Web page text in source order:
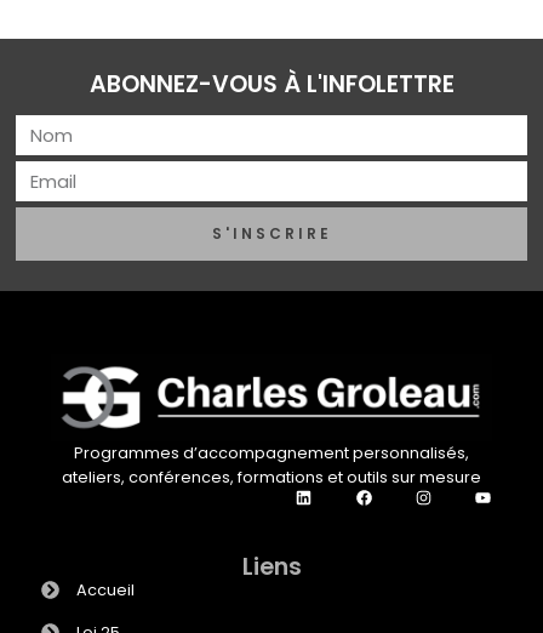
ABONNEZ-VOUS À L'INFOLETTRE
S'INSCRIRE
Programmes d’accompagnement personnalisés,
ateliers, conférences, formations et outils sur mesure
Liens
Accueil